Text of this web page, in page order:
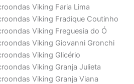
Viking Faria Lima
Viking Fradique Coutinho
Viking Freguesia do Ó
Viking Giovanni Gronchi
Viking Glicério
Viking Granja Julieta
Viking Granja Viana